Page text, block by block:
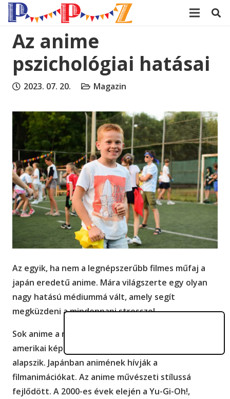
Az anime
pszichológiai hatásai
2023. 07. 20. Magazin
Az egyik, ha nem a legnépszerűbb filmes műfaj a
japán eredetű anime. Mára világszerte egy olyan
nagy hatású médiummá vált, amely segít
megküzdeni a mindennapi stresszel.
Sok anime a mangán, a rajzokkal illusztrált, az
amerikai képregényekhez hasonló japán regényen
alapszik. Japánban animének hívják a
filmanimációkat. Az anime művészeti stílussá
fejlődött. A 2000-es évek elején a Yu-Gi-Oh!,
modal-check